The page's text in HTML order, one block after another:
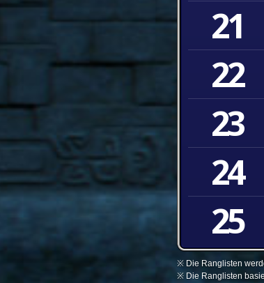
21
22
23
24
25
※ Die Ranglisten
※ Die Ranglisten